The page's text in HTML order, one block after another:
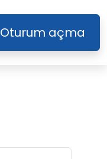
Oturum açma